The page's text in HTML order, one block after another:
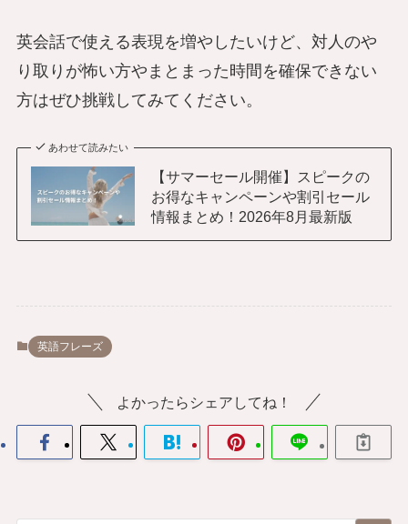
英会話で使える表現を増やしたいけど、対人のや
り取りが怖い方やまとまった時間を確保できない
方はぜひ挑戦してみてください。
あわせて読みたい
【サマーセール開催】スピークの
お得なキャンペーンや割引セール
情報まとめ！2026年8月最新版
英語フレーズ
よかったらシェアしてね！